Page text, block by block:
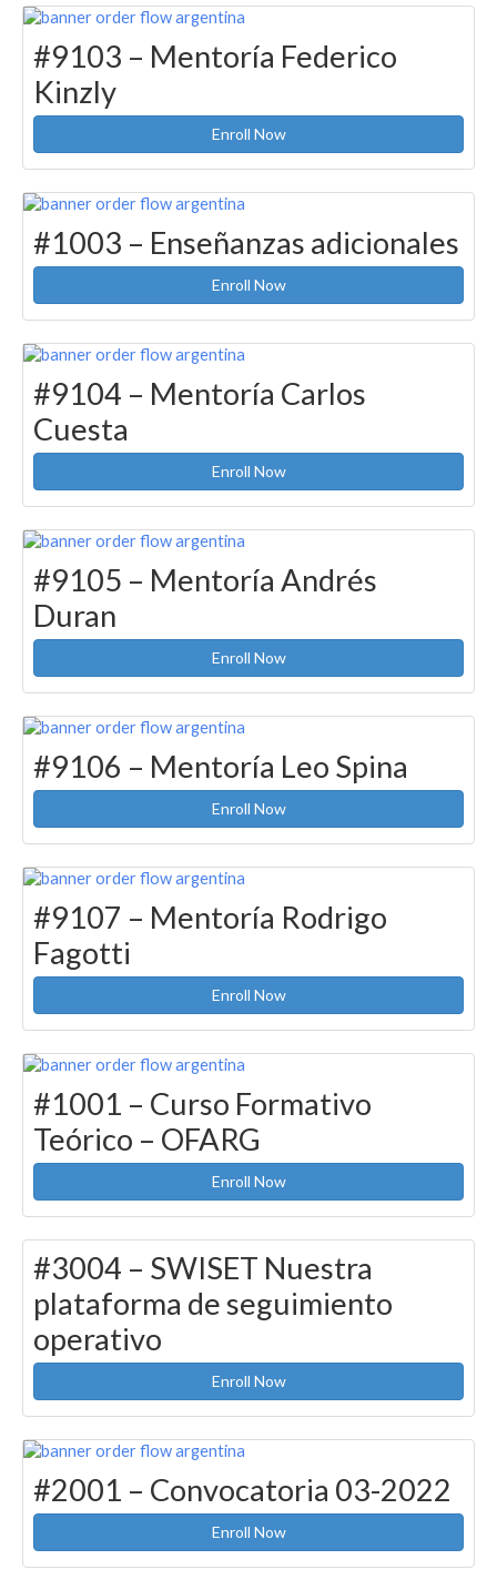
#9103 – Mentoría Federico
Kinzly
Enroll Now
#1003 – Enseñanzas adicionales
Enroll Now
#9104 – Mentoría Carlos
Cuesta
Enroll Now
#9105 – Mentoría Andrés
Duran
Enroll Now
#9106 – Mentoría Leo Spina
Enroll Now
#9107 – Mentoría Rodrigo
Fagotti
Enroll Now
#1001 – Curso Formativo
Teórico – OFARG
Enroll Now
#3004 – SWISET Nuestra
plataforma de seguimiento
operativo
Enroll Now
#2001 – Convocatoria 03-2022
Enroll Now